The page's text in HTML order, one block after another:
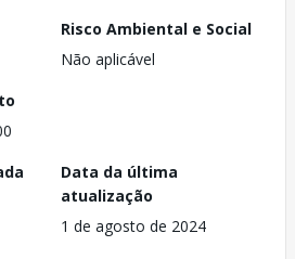
Risco Ambiental e Social
Não aplicável
Data da última
atualização
1 de agosto de 2024